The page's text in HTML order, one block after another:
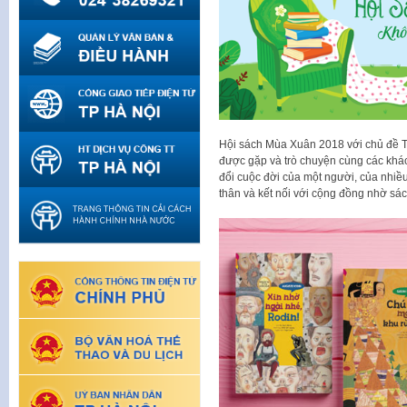
Hội sách Mùa Xuân 2018 với chủ đề
được gặp và trò chuyện cùng các
đổi cuộc đời của một người, của
thân và kết nối với cộng đồng nhờ